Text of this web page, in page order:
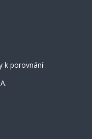
k porovnání